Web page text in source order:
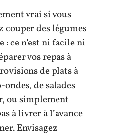
vrai si vous
couper des légumes
: ce n’est ni facile ni
vos repas à
de plats à
de salades
ou simplement
à livrer à l’avance
Envisagez